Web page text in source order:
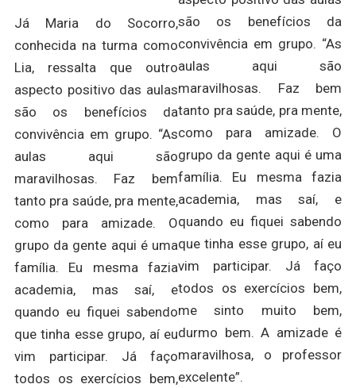
Já Maria do Socorro,
conhecida na turma como
Lia, ressalta que outro
aspecto positivo das aulas
são os benefícios da
convivência em grupo. “As
aulas aqui são
maravilhosas. Faz bem
tanto pra saúde, pra mente,
como para amizade. O
grupo da gente aqui é uma
família. Eu mesma fazia
academia, mas saí, e
quando eu fiquei sabendo
que tinha esse grupo, aí eu
vim participar. Já faço
todos os exercícios bem,
são os benefícios da
convivência em grupo. “As
aulas aqui são
maravilhosas. Faz bem
tanto pra saúde, pra mente,
como para amizade. O
grupo da gente aqui é uma
família. Eu mesma fazia
academia, mas saí, e
quando eu fiquei sabendo
que tinha esse grupo, aí eu
vim participar. Já faço
todos os exercícios bem,
me sinto muito bem,
durmo bem. A amizade é
maravilhosa, o professor
excelente”.